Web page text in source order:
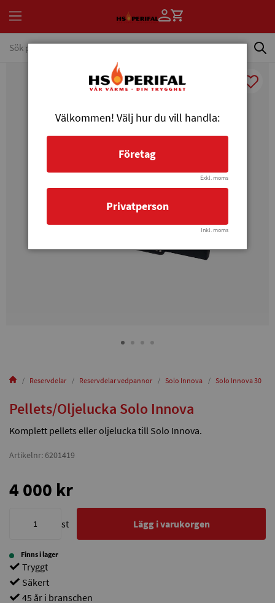
Reservdelar Reservdelar vedpannor Solo Innova Solo Innova 30
Pellets/Oljelucka Solo Innova
Komplett pellets eller oljelucka till Solo Innova.
Artikelnr: 6201419
4 000 kr
st Lägg i varukorgen
Finns i lager
Tryggt
Säkert
45 år i branschen
Välkommen! Välj hur du vill handla:
Företag
Exkl. moms
Privatperson
Inkl. moms